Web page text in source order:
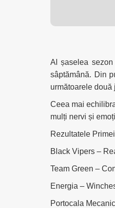
Al șaselea
sâptămână. Din
următoarele două
Ceea mai
mulți nervi și
Rezultatele
Black Vipers –
Team Green –
Energia –
Portocala